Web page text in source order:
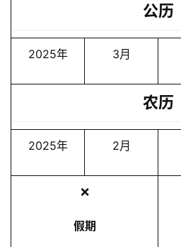
公历
2025年 3月
农历
2025年 2月
❌
假期